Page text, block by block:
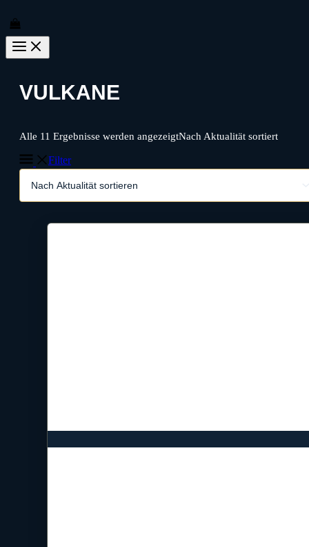
VULKANE
Alle 11 Ergebnisse werden angezeigtNach Aktualität sortiert
Filter